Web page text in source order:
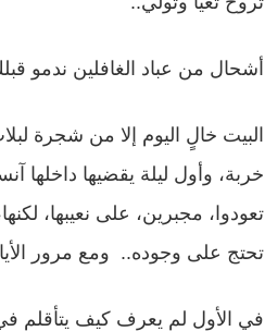
أشحال من عباد الغافلين ندمو
البيت خالٍ اليوم إلا من شجرة
خربة، وأول ليلة يقضيها داخلها
تعودوا، مجبرين، على نعيبها،
تحتج على وجوده.. ومع مرور
في الأول لم يعرف كيف يتأقلم